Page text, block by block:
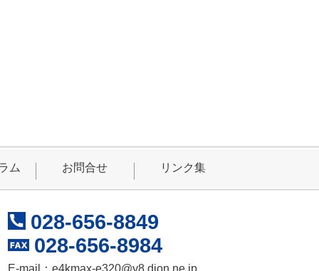
ム お問合せ リンク集
028-656-8849
028-656-8984
E-mail： e4kmax-e320@y8.dion.ne.jp